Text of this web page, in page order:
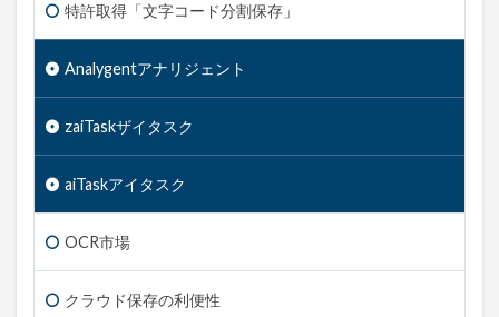
特許取得「文字コード分割保存」
Analygentアナリジェント
zaiTaskザイタスク
aiTaskアイタスク
OCR市場
クラウド保存の利便性